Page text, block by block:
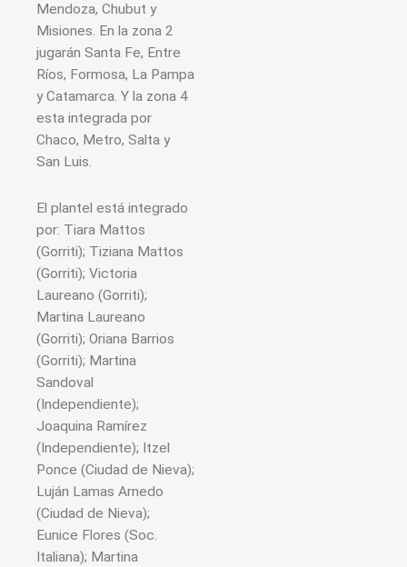
Mendoza, Chubut y
Misiones. En la zona 2
jugarán Santa Fe, Entre
Ríos, Formosa, La Pampa
y Catamarca. Y la zona 4
esta integrada por
Chaco, Metro, Salta y
San Luis.
El plantel está integrado
por: Tiara Mattos
(Gorriti); Tiziana Mattos
(Gorriti); Victoria
Laureano (Gorriti);
Martina Laureano
(Gorriti); Oriana Barrios
(Gorriti); Martina
Sandoval
(Independiente);
Joaquina Ramírez
(Independiente); Itzel
Ponce (Ciudad de Nieva);
Luján Lamas Arnedo
(Ciudad de Nieva);
Eunice Flores (Soc.
Italiana); Martina